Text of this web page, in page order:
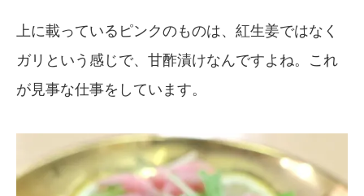
上に載っているピンクのものは、紅生姜ではなく
ガリという感じで、甘酢漬けなんですよね。これ
が見事な仕事をしています。